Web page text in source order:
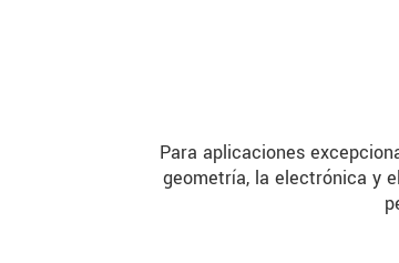
Para aplicaciones
geometría, la electrónica y